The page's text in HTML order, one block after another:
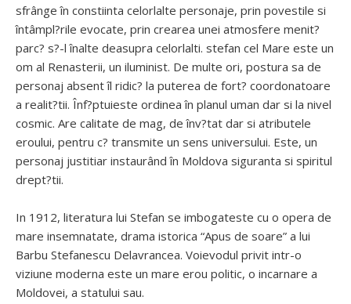
sfrânge în constiinta celorlalte personaje, prin povestile si
întâmpl?rile evocate, prin crearea unei atmosfere menit?
parc? s?-l înalte deasupra celorlalti. stefan cel Mare este un
om al Renasterii, un iluminist. De multe ori, postura sa de
personaj absent îl ridic? la puterea de fort? coordonatoare
a realit?tii. Înf?ptuieste ordinea în planul uman dar si la nivel
cosmic. Are calitate de mag, de înv?tat dar si atributele
eroului, pentru c? transmite un sens universului. Este, un
personaj justitiar instaurând în Moldova siguranta si spiritul
drept?tii.
In 1912, literatura lui Stefan se imbogateste cu o opera de
mare insemnatate, drama istorica “Apus de soare” a lui
Barbu Stefanescu Delavrancea. Voievodul privit intr-o
viziune moderna este un mare erou politic, o incarnare a
Moldovei, a statului sau.